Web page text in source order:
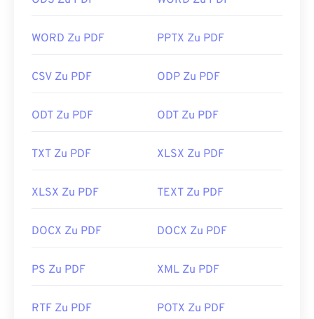
benötigen Sie dafür ein Add-on oder eine
automatisch ein PDF öffnet. Wenn Sie etwas mehr
Beide sind kostenlos.
Nützliche Links:
https://acrobat.adobe.com/us/en/why-
WORD Zu PDF PPTX Zu PDF
CSV Zu PDF ODP Zu PDF
ODT Zu PDF ODT Zu PDF
TXT Zu PDF XLSX Zu PDF
XLSX Zu PDF TEXT Zu PDF
DOCX Zu PDF DOCX Zu PDF
PS Zu PDF XML Zu PDF
RTF Zu PDF POTX Zu PDF